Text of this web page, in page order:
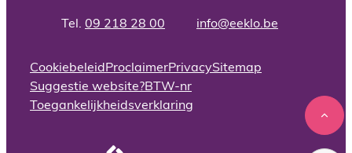
09 218 28 00 info@eeklo.be
Cookiebeleid ProclaimerPrivacySitemap
Suggestie website?BTW-nr
Toegankelijkheidsverklaring